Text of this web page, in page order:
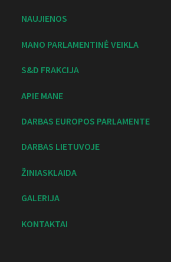
NAUJIENOS
MANO PARLAMENTINĖ VEIKLA
S&D FRAKCIJA
APIE MANE
DARBAS EUROPOS PARLAMENTE
DARBAS LIETUVOJE
ŽINIASKLAIDA
GALERIJA
KONTAKTAI